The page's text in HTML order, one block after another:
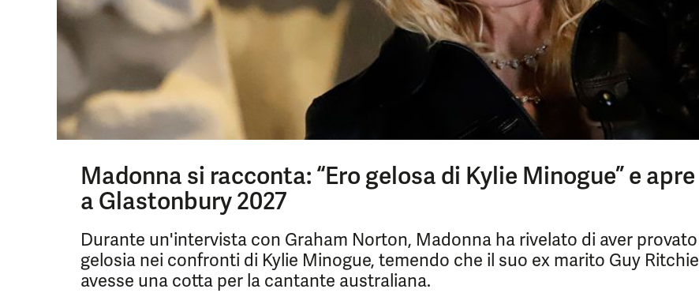
Madonna si racconta: “Ero gelosa di Kylie Minogue” e apre
a Glastonbury 2027
Durante un'intervista con Graham Norton, Madonna ha rivelato di aver provato
gelosia nei confronti di Kylie Minogue, temendo che il suo ex marito Guy Ritchie
avesse una cotta per la cantante australiana.